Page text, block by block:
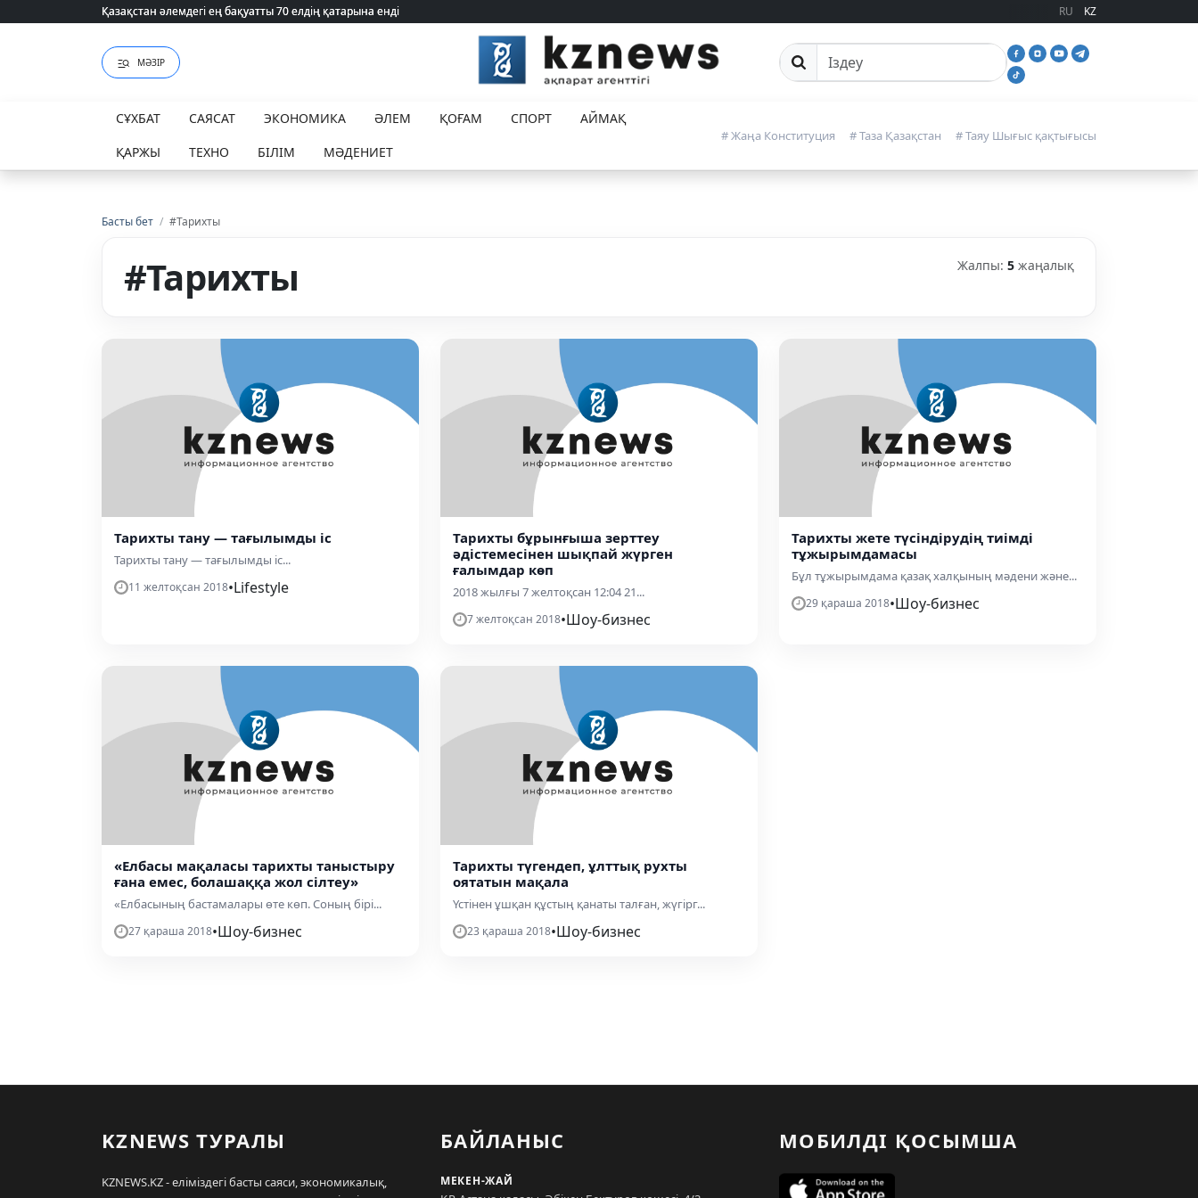
Қазақстан әлемдегі ең бақуатты 70 елдің қатарына енді
Қазақстан әлемдегі ең бақуатты 70 елдің қатарына енді RU KZ
МӘЗІР Сайттан іздеу
СҰХБАТ САЯСАТ ЭКОНОМИКА ӘЛЕМ ҚОҒАМ СПОРТ
АЙМАҚ
ҚАРЖЫ
ТЕХНО БІЛІМ МӘДЕНИЕТ
# Жаңа Конституция # Таза Қазақстан # Таяу Шығыс қақтығысы
Басты бет / #Тарихты
#Тарихты Жалпы: 5 жаңалық
Тарихты тану — тағылымды іс
Тарихты тану — тағылымды іс...
11 желтоқсан 2018•Lifestyle
Тарихты бұрынғыша зерттеу
әдістемесінен шықпай жүрген
ғалымдар көп
2018 жылғы 7 желтоқсан 12:04 21...
7 желтоқсан 2018•Шоу-бизнес
Тарихты жете түсіндірудің тиімді
тұжырымдамасы
Бұл тұжырымдама қазақ халқының мәдени және...
29 қараша 2018•Шоу-бизнес
«Елбасы мақаласы тарихты таныстыру
ғана емес, болашаққа жол сілтеу»
«Елбасының бастамалары өте көп. Соның бірі...
27 қараша 2018•Шоу-бизнес
Тарихты түгендеп, ұлттық рухты
оятатын мақала
Үстінен ұшқан құстың қанаты талған, жүгірг...
23 қараша 2018•Шоу-бизнес
KZNEWS ТУРАЛЫ
KZNEWS.KZ - еліміздегі басты саяси, экономикалық,
БАЙЛАНЫС
МЕКЕН-ЖАЙ
МОБИЛДІ ҚОСЫМША